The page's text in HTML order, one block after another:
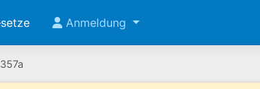
Anmeldung